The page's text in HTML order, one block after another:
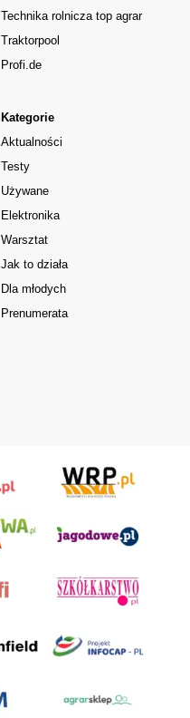
Kategorie
Aktualności
Testy
Używane
Elektronika
Warsztat
Jak to działa
Dla młodych
Prenumerata
Technika rolnicza top agrar
Traktorpool
Profi.de